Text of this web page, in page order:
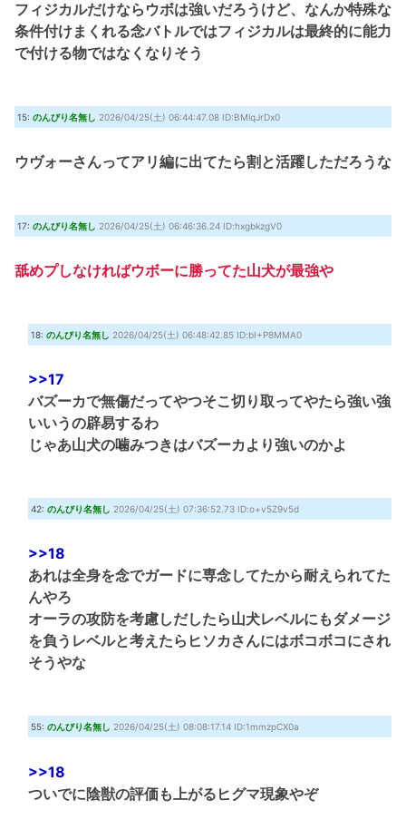
フィジカルだけならウボは強いだろうけど、なんか特殊な
条件付けまくれる念バトルではフィジカルは最終的に能力
で付ける物ではなくなりそう
15: のんびり名無し 2026/04/25(土) 06:44:47.08 ID:BMlqJrDx0
ウヴォーさんってアリ編に出てたら割と活躍しただろうな
17: のんびり名無し 2026/04/25(土) 06:46:36.24 ID:hxgbkzgV0
舐めプしなければウボーに勝ってた山犬が最強や
18: のんびり名無し 2026/04/25(土) 06:48:42.85 ID:bI+P8MMA0
>>17
バズーカで無傷だってやつそこ切り取ってやたら強い強
いいうの辟易するわ
じゃあ山犬の噛みつきはバズーカより強いのかよ
42: のんびり名無し 2026/04/25(土) 07:36:52.73 ID:o+v5Z9v5d
>>18
あれは全身を念でガードに専念してたから耐えられてた
んやろ
オーラの攻防を考慮しだしたら山犬レベルにもダメージ
を負うレベルと考えたらヒソカさんにはボコボコにされ
そうやな
55: のんびり名無し 2026/04/25(土) 08:08:17.14 ID:1mmzpCX0a
>>18
ついでに陰獣の評価も上がるヒグマ現象やぞ